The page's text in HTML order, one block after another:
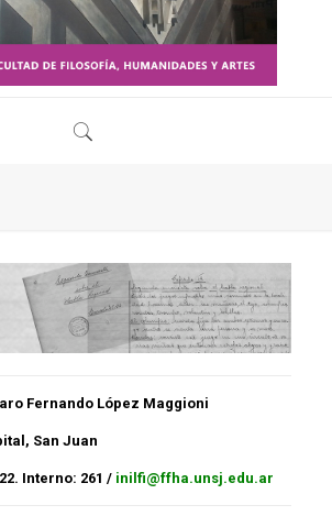
Fernando López Maggioni
San Juan
Interno: 261 / inilfi@ffha.unsj.edu.ar